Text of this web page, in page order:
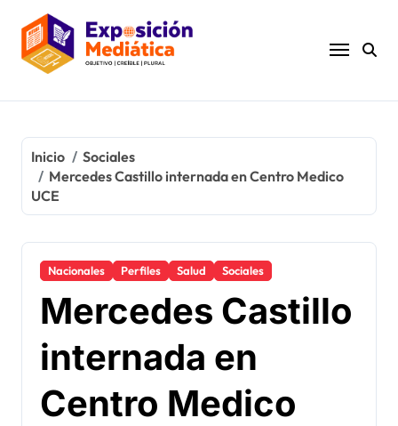
contenido
Inicio
Sociales
Mercedes Castillo internada en Centro Medico
UCE
Nacionales Perfiles Salud Sociales
Mercedes Castillo
internada en
Centro Medico